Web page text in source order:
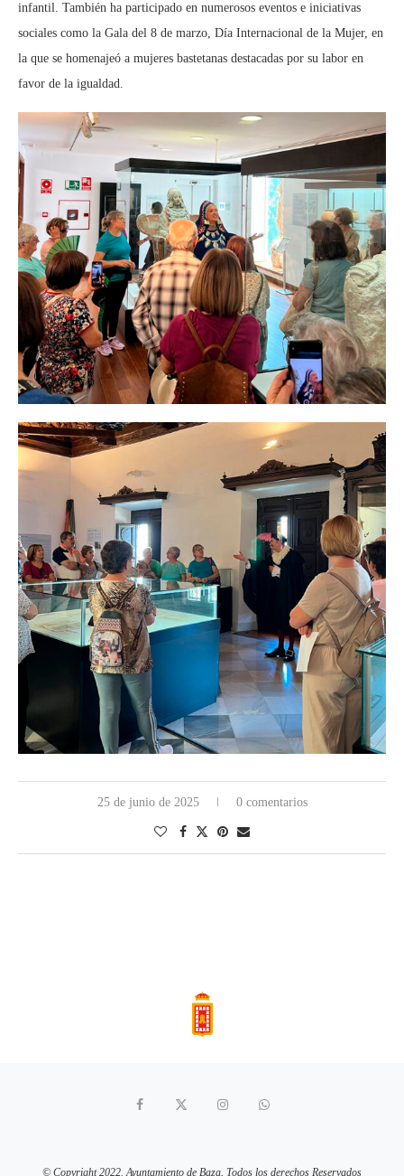
infantil. También ha participado en numerosos eventos e iniciativas
sociales como la Gala del 8 de marzo, Día Internacional de la Mujer, en
la que se homenajeó a mujeres bastetanas destacadas por su labor en
favor de la igualdad.
25 de junio de 2025 0 comentarios
© Copyright 2022. Ayuntamiento de Baza. Todos los derechos Reservados